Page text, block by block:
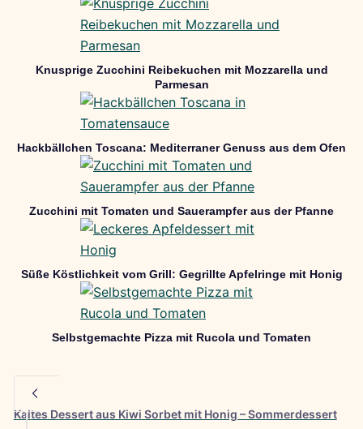
Knusprige Zucchini Reibekuchen mit Mozzarella und
Parmesan
Hackbällchen Toscana: Mediterraner Genuss aus dem Ofen
Zucchini mit Tomaten und Sauerampfer aus der Pfanne
Süße Köstlichkeit vom Grill: Gegrillte Apfelringe mit Honig
Selbstgemachte Pizza mit Rucola und Tomaten
Kaltes Dessert aus Kiwi Sorbet mit Honig – Sommerdessert